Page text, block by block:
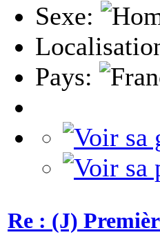
Sexe:
Pays:
Re : (J)